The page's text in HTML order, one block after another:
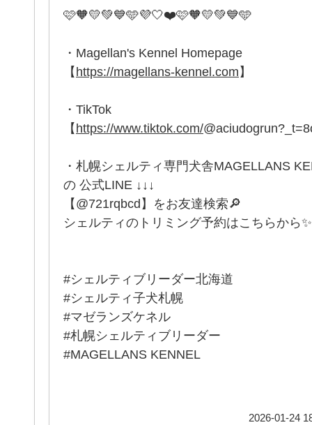
🩷🧡💛💚💙🩵💜🤍❤️🩷🧡💛💚💙🩵
・Magellan's Kennel Homepage
【https://magellans-kennel.com】
・TikTok
【https://www.tiktok.com/
・札幌シェルティ専門犬舎MAGELLANS
の 公式LINE ↓↓↓
【@721rqbcd】をお友達検索🔎
シェルティのトリミング予約はこちらから✨
#シェルティブリーダー北海道
#シェルティ子犬札幌
#マゼランズケネル
#札幌シェルティブリーダー
#MAGELLANS KENNEL
2026-01-24